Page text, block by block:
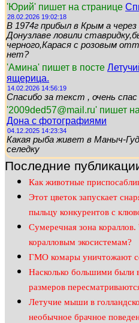
'Юрий' пишет на странице
28.02.2026 19:02:18
В 1974г прибыл в Крым а через
Донузлаве ловили
черного,Карася с розовым
нет?
'Амина' пишет в посте
ящерица.
14.02.2026 14:56:19
Спасибо за текст , очень
'2009ded57@mail.ru' пишет
Дона с фотографиями
04.12.2025 14:23:34
Какая рыба живет в Маныч-
селедку
Последние
Как животные
Этот цветок запускает
пыльцу конкурентов с
Сумеречная зона
коралловым экосистемам?
ГМО комары уничтожают
Насколько большими были
размеров
Летучие мыши в
необычное брачное